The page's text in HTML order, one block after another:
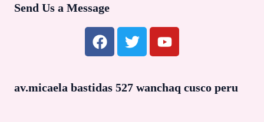
Send Us a Message
F
a
b
T
w
t
Y
o
u
av.micaela bastidas 527 wanchaq cusco peru